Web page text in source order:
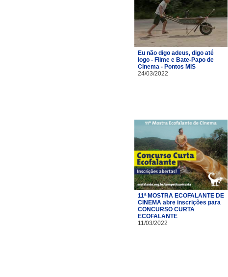
Eu não digo adeus, digo até
logo - Filme e Bate-Papo de
Cinema - Pontos MIS
24/03/2022
11ª MOSTRA ECOFALANTE DE
CINEMA abre inscrições para
CONCURSO CURTA
ECOFALANTE
11/03/2022